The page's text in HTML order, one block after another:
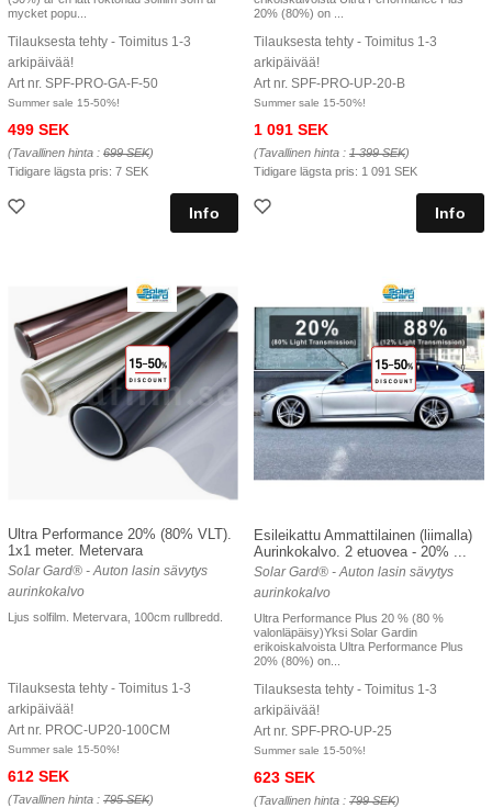
mycket popu...
Tilauksesta tehty - Toimitus 1-3
arkipäivää!
Art nr. SPF-PRO-GA-F-50
Summer sale 15-50%!
499 SEK
(Tavallinen hinta : 699 SEK)
Tidigare lägsta pris: 7 SEK
20% (80%) on ...
Tilauksesta tehty - Toimitus 1-3
arkipäivää!
Art nr. SPF-PRO-UP-20-B
Summer sale 15-50%!
1 091 SEK
(Tavallinen hinta : 1 399 SEK)
Tidigare lägsta pris: 1 091 SEK
Ultra Performance 20% (80% VLT).
1x1 meter. Metervara
Solar Gard® - Auton lasin sävytys
aurinkokalvo
Ljus solfilm. Metervara, 100cm rullbredd.
Tilauksesta tehty - Toimitus 1-3
arkipäivää!
Art nr. PROC-UP20-100CM
Summer sale 15-50%!
612 SEK
(Tavallinen hinta : 795 SEK)
Esileikattu Ammattilainen (liimalla)
Aurinkokalvo. 2 etuovea - 20% ...
Solar Gard® - Auton lasin sävytys
aurinkokalvo
Ultra Performance Plus 20 % (80 %
valonläpäisy)Yksi Solar Gardin
erikoiskalvoista Ultra Performance Plus
20% (80%) on...
Tilauksesta tehty - Toimitus 1-3
arkipäivää!
Art nr. SPF-PRO-UP-25
Summer sale 15-50%!
623 SEK
(Tavallinen hinta : 799 SEK)